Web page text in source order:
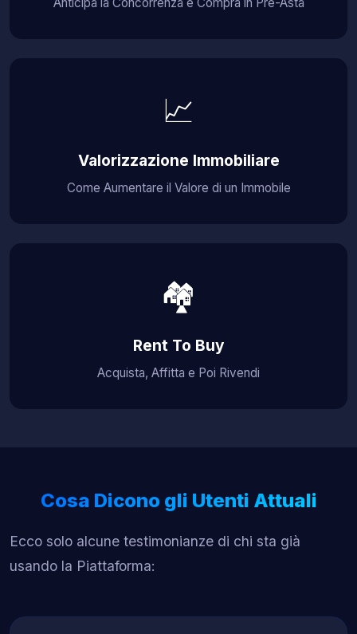
📈
Valorizzazione Immobiliare
Come Aumentare il Valore di un Immobile
🏘️
Rent To Buy
Acquista, Affitta e Poi Rivendi
Cosa Dicono gli Utenti Attuali
Ecco solo alcune testimonianze di chi sta già
usando la Piattaforma: